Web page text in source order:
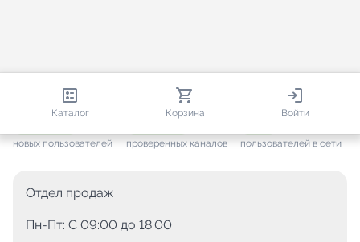
Каталог Корзина Войти
813 593
новых пользователей проверенных каналов пользователей в сети
Отдел продаж
Пн-Пт: C 09:00 до 18:00